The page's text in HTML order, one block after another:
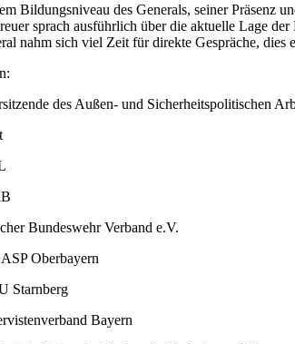
Bildungsniveau des Generals, seiner Präsenz
sprach ausführlich über die aktuelle Lage
nahm sich viel Zeit für direkte Gespräche,
des Außen- und Sicherheitspolitischen
Bundeswehr Verband e.V.
Oberbayern
Starnberg
Bayern